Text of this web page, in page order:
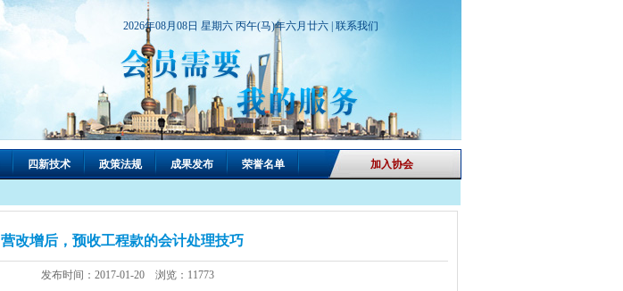
2026年08月08日 星期六 丙午(马)年六月廿六 | 联系我们
四新技术 政策法规 成果发布 荣誉名单 加入协会
营改增后，预收工程款的会计处理技巧
发布时间：2017-01-20 浏览：11773